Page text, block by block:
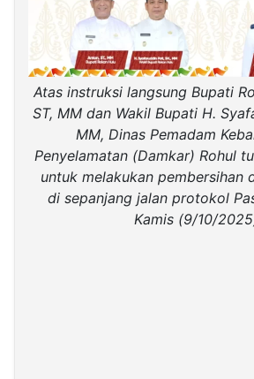
Atas instruksi langsung Bupati
ST, MM dan Wakil Bupati H.
MM, Dinas Pemadam
Penyelamatan (Damkar) Rohul
untuk melakukan pembersihan
di sepanjang jalan protokol
Kamis (9/10/